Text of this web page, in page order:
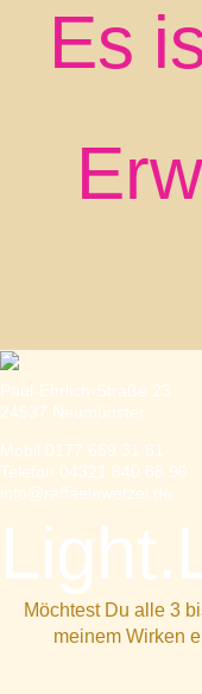
Es
Paul-Ehrlich-Straße 23
24537 Neumünster
Mobil 0177 669 31 81
Telefon 04321 840 88 90
info@raffaelawetzel.de
Möchtest Du alle 3
meinem Wirken